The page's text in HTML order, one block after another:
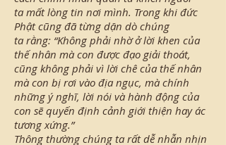
ta mất lòng tin nơi mình. Trong khi đức
Phật cũng đã từng dặn dò chúng
ta rằng: “Không phải nhờ ở lời khen của
thế nhân mà con được đạo giải thoát,
cũng không phải vì lời chê của thế nhân
mà con bị rơi vào địa ngục, mà chính
những ý nghĩ, lời nói và hành động của
con sẽ quyến định cảnh giới thiện hay ác
tương xứng.”
Thông thường chúng ta rất dễ nhẫn nhịn